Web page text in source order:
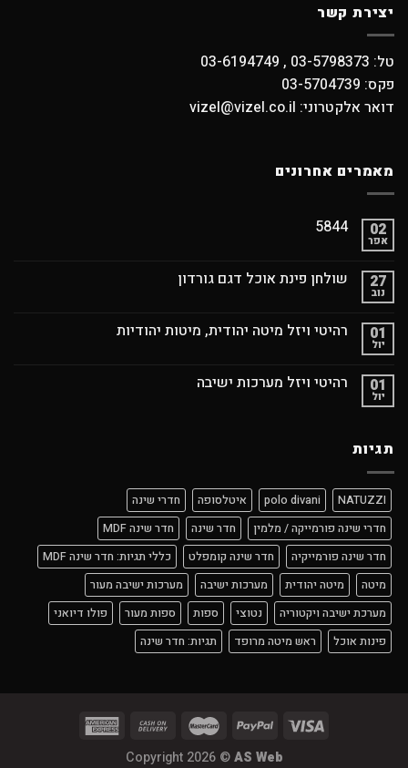
יצירת קשר
טל: 03-5798373 , 03-6194749
פקס: 03-5704739
דואר אלקטרוני: vizel@vizel.co.il
מאמרים אחרונים
02
אפר
5844
27
נוב
שולחן פינת אוכל דגם גורדון
01
יול
רהיטי ויזל מיטה יהודית, מיטות יהודיות
01
יול
רהיטי ויזל מערכות ישיבה
תגיות
NATUZZI
polo divani איטלסופה
חדרי שינה
חדרי שינה פורמייקה / מלמין
חדר שינה
חדר שינה MDF
חדר שינה פורמייקיה
חדר שינה קומפלט
כללי תגיות: חדר שינה MDF
מיטה
מיטה יהודית מערכות ישיבה
מערכות ישיבה מעור
מערכת ישיבה ויקטוריה
נטוצי ספות ספות מעור
פולו דיואני
פינות אוכל
ראש מיטה מרופד תגיות: חדר שינה
Copyright 2026 ©AS Web